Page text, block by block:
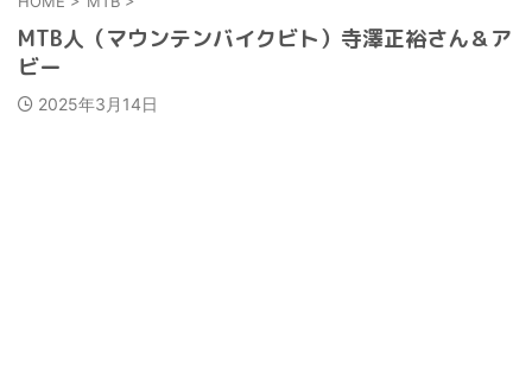
MTB人（マウンテンバイクビト）寺澤正裕さん＆ア
ビー
2025年3月14日